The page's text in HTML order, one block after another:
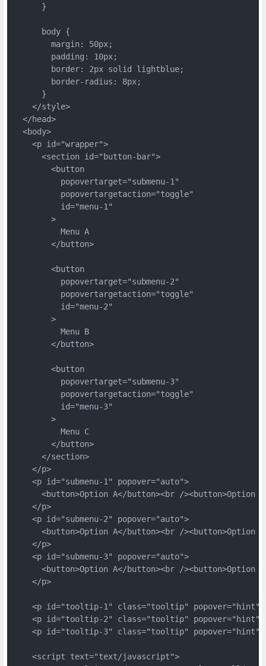
}
body {
margin: 50px;
padding: 10px;
border: 2px solid lightblue;
border-radius: 8px;
}
</style>
</head>
<body>
<p id="wrapper">
<section id="button-bar">
<button
popovertarget="submenu-1"
popovertargetaction="toggle"
id="menu-1"
>
Menu A
</button>
<button
popovertarget="submenu-2"
popovertargetaction="toggle"
id="menu-2"
>
Menu B
</button>
<button
popovertarget="submenu-3"
popovertargetaction="toggle"
id="menu-3"
>
Menu C
</button>
</section>
</p>
<p id="submenu-1" popover="auto">
<button>Option A</button><br /><button>Option
</p>
<p id="submenu-2" popover="auto">
<button>Option A</button><br /><button>Option
</p>
<p id="submenu-3" popover="auto">
<button>Option A</button><br /><button>Option
</p>
<p id="tooltip-1" class="tooltip"
<p id="tooltip-2" class="tooltip"
<p id="tooltip-3" class="tooltip"
<script text="text/javascript">